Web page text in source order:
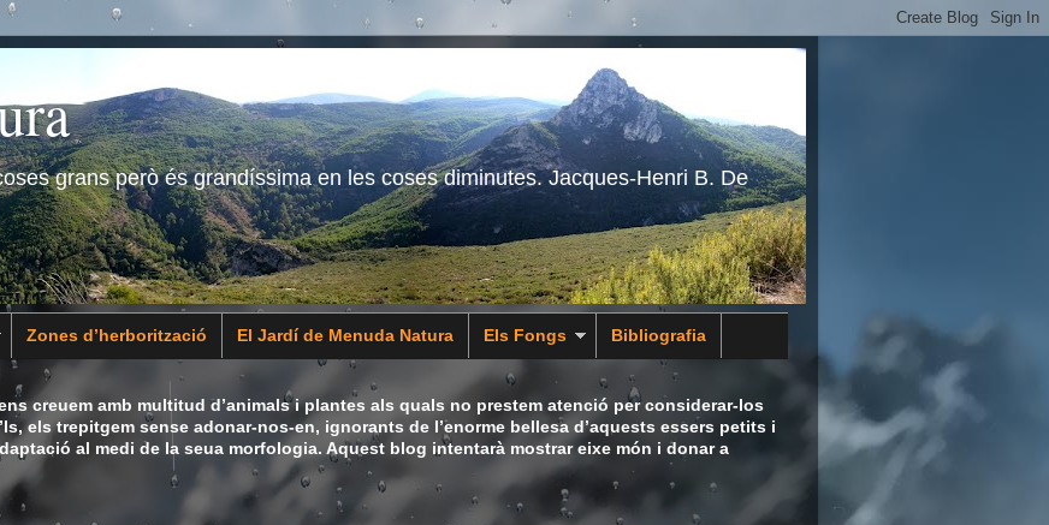
grans però és grandíssima en les coses diminutes. Jacques-Henri B. De
Zones d’herborització El Jardí de Menuda Natura Els Fongs Bibliografia
creuem amb multitud d’animals i plantes als quals no prestem atenció per considerar-los
els trepitgem sense adonar-nos-en, ignorants de l’enorme bellesa d’aquests essers petits i
al medi de la seua morfologia. Aquest blog intentarà mostrar eixe món i donar a